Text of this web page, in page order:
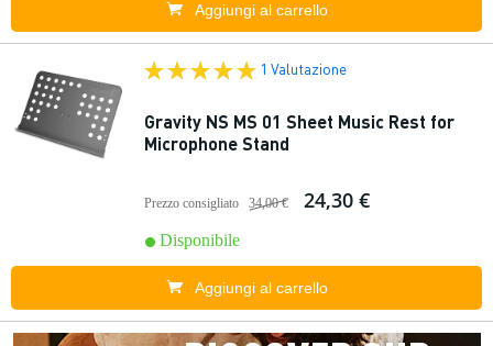
Aggiungi al carrello
1 Valutazione
Gravity NS MS 01 Sheet Music Rest for
Microphone Stand
Prezzo consigliato 34,00 € 24,30 €
Disponibile
Aggiungi al carrello